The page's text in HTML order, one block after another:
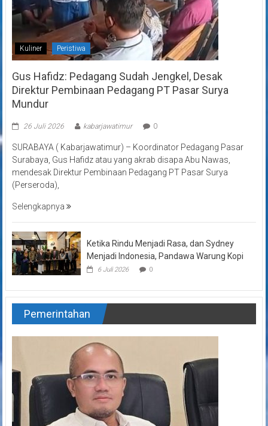
Kuliner Peristiwa
Gus Hafidz: Pedagang Sudah Jengkel, Desak
Direktur Pembinaan Pedagang PT Pasar Surya
Mundur
26 Juli 2026 kabarjawatimur 0
SURABAYA ( Kabarjawatimur) – Koordinator Pedagang Pasar
Surabaya, Gus Hafidz atau yang akrab disapa Abu Nawas,
mendesak Direktur Pembinaan Pedagang PT Pasar Surya
(Perseroda),
Selengkapnya
Ketika Rindu Menjadi Rasa, dan Sydney
Menjadi Indonesia, Pandawa Warung Kopi
6 Juli 2026 0
Pemerintahan